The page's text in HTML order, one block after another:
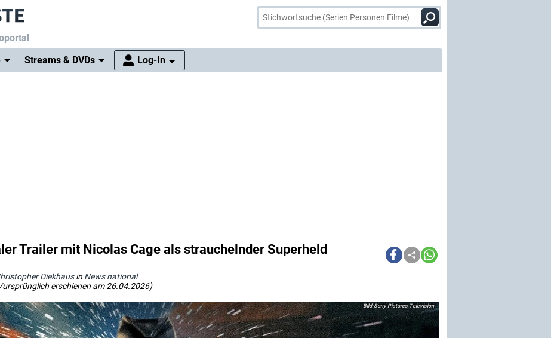
Streams & DVDs Log-In
Trailer mit Nicolas Cage als strauchelnder Superheld
Diekhausin News national
erschienen am 26.04.2026)
Sony Pictures Television